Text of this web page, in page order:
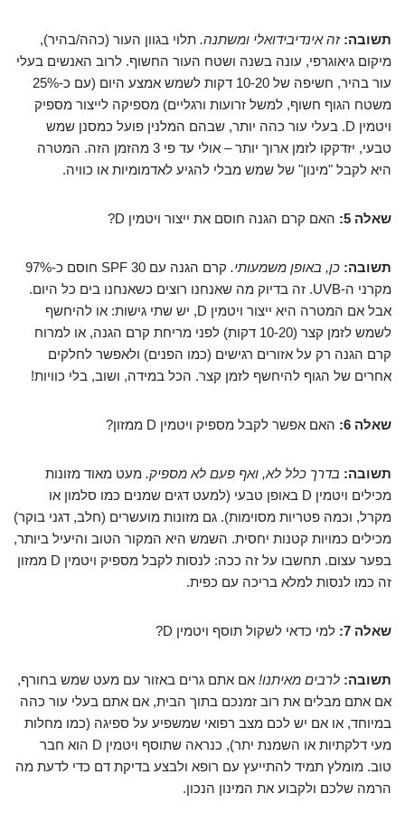
תשובה: זה אינדיבידואלי ומשתנה. תלוי בגוון העור (כהה/בהיר),
מיקום גיאוגרפי, עונה בשנה ושטח העור החשוף. לרוב האנשים בעלי
עור בהיר, חשיפה של 10-20 דקות לשמש אמצע היום (עם כ-25%
משטח הגוף חשוף, למשל זרועות ורגליים) מספיקה לייצור מספיק
ויטמין D. בעלי עור כהה יותר, שבהם המלנין פועל כמסנן שמש
טבעי, יזדקקו לזמן ארוך יותר – אולי עד פי 3 מהזמן הזה. המטרה
היא לקבל "מינון" של שמש מבלי להגיע לאדמומיות או כוויה.
שאלה 5: האם קרם הגנה חוסם את ייצור ויטמין D?
תשובה: כן, באופן משמעותי.
קרם הגנה עם SPF 30 חוסם כ-97%
מקרני ה-UVB. זה בדיוק מה שאנחנו רוצים כשאנחנו בים כל היום.
אבל אם המטרה היא ייצור ויטמין D, יש שתי גישות: או להיחשף
לשמש לזמן קצר (10-20 דקות) לפני מריחת קרם הגנה, או למרוח
קרם הגנה רק על אזורים רגישים (כמו הפנים) ולאפשר לחלקים
אחרים של הגוף להיחשף לזמן קצר. הכל במידה, ושוב, בלי כוויות!
שאלה 6: האם אפשר לקבל מספיק ויטמין D ממזון?
תשובה: בדרך כלל לא, ואף פעם לא מספיק. מעט מאוד מזונות
מכילים ויטמין D באופן טבעי (למעט דגים שמנים כמו סלמון או
מקרל, וכמה פטריות מסוימות). גם מזונות מועשרים (חלב, דגני בוקר)
מכילים כמויות קטנות יחסית. השמש היא המקור הטוב והיעיל ביותר,
בפער עצום. תחשבו על זה ככה: לנסות לקבל מספיק ויטמין D ממזון
זה כמו לנסות למלא בריכה עם כפית.
שאלה 7: למי כדאי לשקול תוסף ויטמין D?
תשובה: לרבים מאיתנו! אם אתם גרים באזור עם מעט שמש בחורף,
אם אתם מבלים את רוב זמנכם בתוך הבית, אם אתם בעלי עור כהה
במיוחד, או אם יש לכם מצב רפואי שמשפיע על ספיגה (כמו מחלות
מעי דלקתיות או השמנת יתר), כנראה שתוסף ויטמין D הוא חבר
טוב. מומלץ תמיד להתייעץ עם רופא ולבצע בדיקת דם כדי לדעת מה
הרמה שלכם ולקבוע את המינון הנכון.